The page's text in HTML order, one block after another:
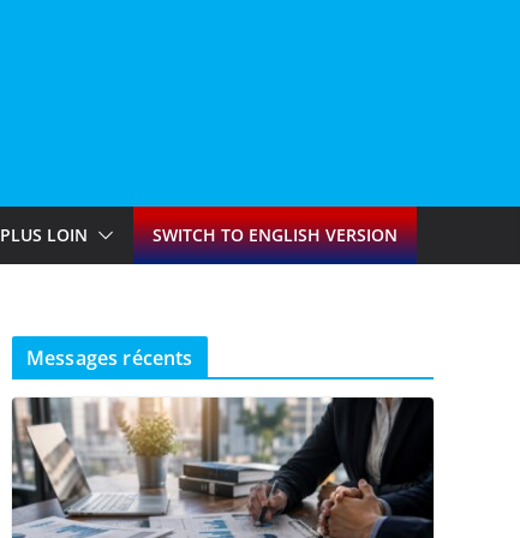
PLUS LOIN SWITCH TO ENGLISH VERSION
Messages récents